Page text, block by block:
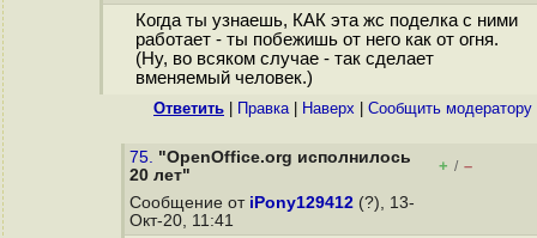
Когда ты узнаешь, КАК эта жс поделка с ними
работает - ты побежишь от него как от огня.
(Ну, во всяком случае - так сделает
вменяемый человек.)
Ответить Правка| Наверх Cообщить модератору
75. "OpenOffice.org исполнилось
20 лет"
+ / –
Сообщение от iPony129412 (?), 13-
Окт-20, 11:41